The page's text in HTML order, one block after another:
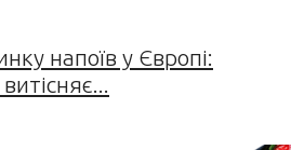
напоїв у Європі: